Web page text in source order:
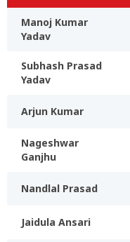
Manoj Kumar
Yadav
Subhash Prasad
Yadav
Arjun Kumar
Nageshwar
Ganjhu
Nandlal Prasad
Jaidula Ansari